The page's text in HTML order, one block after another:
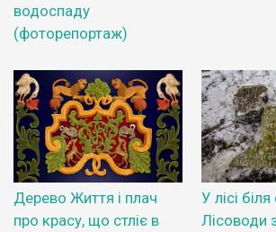
водоспаду
(фоторепортаж)
Дерево Життя і плач
про красу, що стліє в
У лісі
Лісоводи